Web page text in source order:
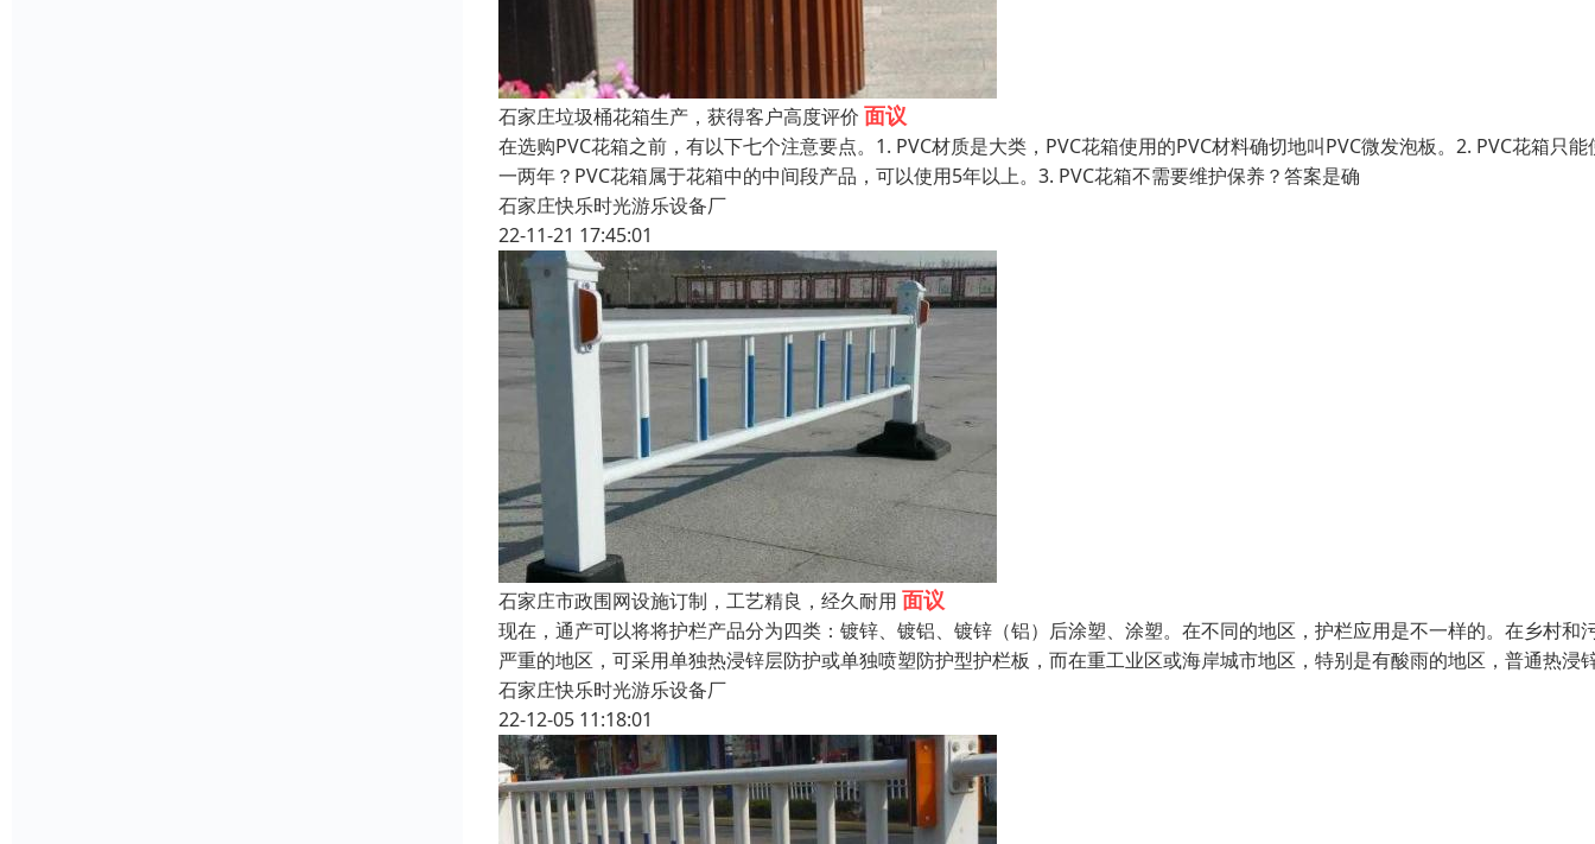
石家庄垃圾桶花箱生产，获得客户高度评价 面议
在选购PVC花箱之前，有以下七个注意要点。1. PVC材质是大类，PVC花箱使用的PVC材料确切地叫PVC微发泡板。2. PVC花箱只能
一两年？PVC花箱属于花箱中的中间段产品，可以使用5年以上。3. PVC花箱不需要维护保养？答案是确
石家庄快乐时光游乐设备厂
22-11-21 17:45:01
石家庄市政围网设施订制，工艺精良，经久耐用 面议
现在，通产可以将将护栏产品分为四类：镀锌、镀铝、镀锌（铝）后涂塑、涂塑。在不同的地区，护栏应用是不一样的。在乡村和
严重的地区，可采用单独热浸锌层防护或单独喷塑防护型护栏板，而在重工业区或海岸城市地区，特别是有酸雨的地区，普通热浸
石家庄快乐时光游乐设备厂
22-12-05 11:18:01